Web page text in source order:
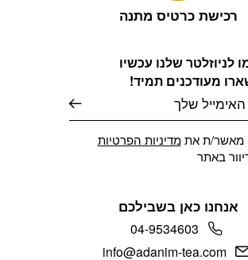
לניוזלטר שלנו עכשיו
מעודכנים תמיד!
מאשר/ת אתמדיניות הפרטיות
באתר
אנחנו כאן בשבילכם
04-9534603
info@adanim-tea.com
רכישת כרטיס מתנה